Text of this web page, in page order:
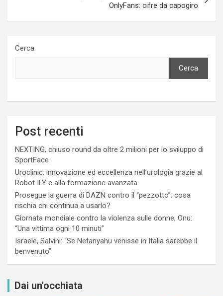
OnlyFans: cifre da capogiro
Cerca
Cerca
Post recenti
NEXTING, chiuso round da oltre 2 milioni per lo sviluppo di
SportFace
Uroclinic: innovazione ed eccellenza nell’urologia grazie al
Robot ILY e alla formazione avanzata
Prosegue la guerra di DAZN contro il “pezzotto”: cosa
rischia chi continua a usarlo?
Giornata mondiale contro la violenza sulle donne, Onu:
“Una vittima ogni 10 minuti”
Israele, Salvini: “Se Netanyahu venisse in Italia sarebbe il
benvenuto”
Dai un'occhiata